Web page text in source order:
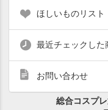
ほしいものリスト
最近チェックした
お問い合わせ
総合コスプ